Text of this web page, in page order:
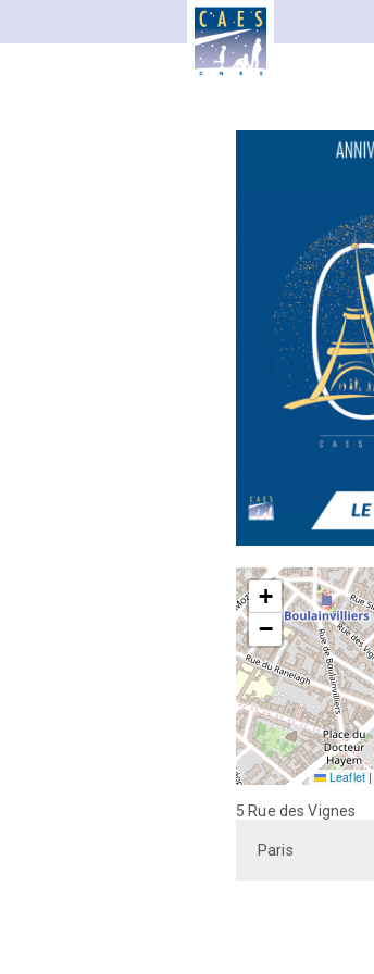
+
−
Leaflet |
5 Rue des Vignes
Paris